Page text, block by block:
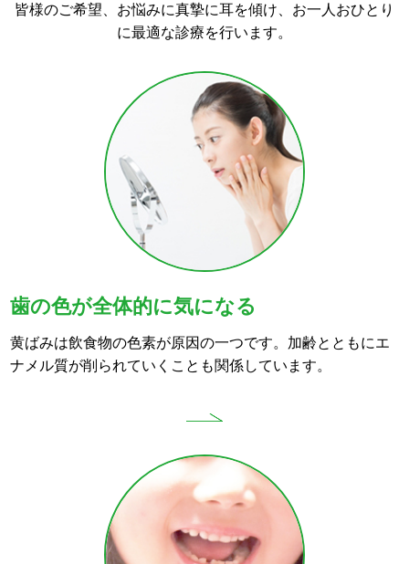
皆様のご希望、お悩みに真摯に耳を傾け、お一人おひとり
に最適な診療を行います。
歯の色が全体的に気になる
黄ばみは飲食物の色素が原因の一つです。加齢とともにエ
ナメル質が削られていくことも関係しています。